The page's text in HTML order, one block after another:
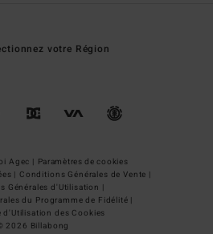
votre Région
Agec | Paramètres de cookies
| Conditions Générales de Vente |
Générales d'Utilisation |
du Programme de Fidélité |
d'Utilisation des Cookies
2026 Billabong